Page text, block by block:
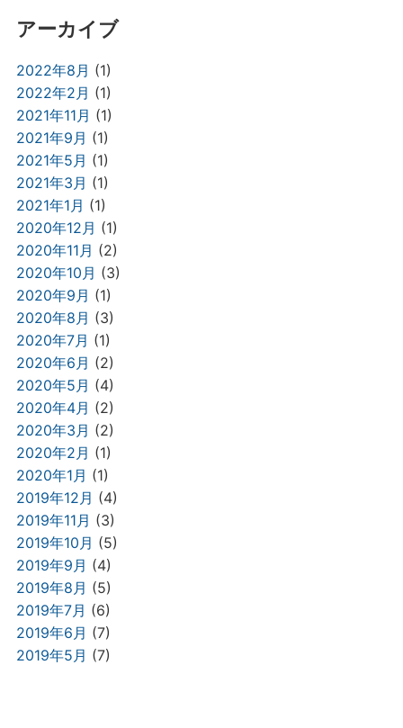
アーカイブ
2022年8月 (1)
2022年2月 (1)
2021年11月 (1)
2021年9月 (1)
2021年5月 (1)
2021年3月 (1)
2021年1月 (1)
2020年12月 (1)
2020年11月 (2)
2020年10月 (3)
2020年9月 (1)
2020年8月 (3)
2020年7月 (1)
2020年6月 (2)
2020年5月 (4)
2020年4月 (2)
2020年3月 (2)
2020年2月 (1)
2020年1月 (1)
2019年12月 (4)
2019年11月 (3)
2019年10月 (5)
2019年9月 (4)
2019年8月 (5)
2019年7月 (6)
2019年6月 (7)
2019年5月 (7)